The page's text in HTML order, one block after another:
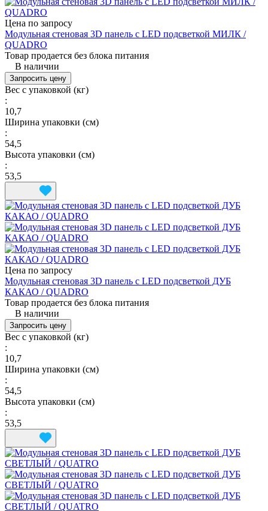
Цена по запросу
Модульная стеновая 3D панель с LED подсветкой МИЛК /
QUADRO
Товар продается без блока питания
В наличии
Запросить цену
Вес с упаковкой (кг)
:
10,7
Ширина упаковки (см)
:
54,5
Высота упаковки (см)
:
53,5
Цена по запросу
Модульная стеновая 3D панель с LED подсветкой ДУБ
КАКАО / QUADRO
Товар продается без блока питания
В наличии
Запросить цену
Вес с упаковкой (кг)
:
10,7
Ширина упаковки (см)
:
54,5
Высота упаковки (см)
:
53,5